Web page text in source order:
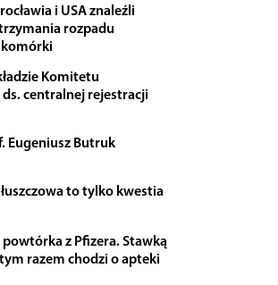
i USA znaleźli
rozpadu
Komitetu
centralnej rejestracji
Eugeniusz Butruk
to tylko kwestia
z Pfizera. Stawką
razem chodzi o apteki